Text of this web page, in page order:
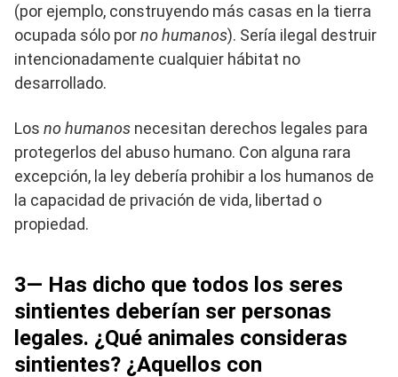
(por ejemplo, construyendo más casas en la tierra
ocupada sólo porno humanos). Sería ilegal destruir
intencionadamente cualquier hábitat no
desarrollado.
Los no humanos necesitan derechos legales para
protegerlos del abuso humano. Con alguna rara
excepción, la ley debería prohibir a los humanos de
la capacidad de privación de vida, libertad o
propiedad.
3— Has dicho que todos los seres
sintientes deberían ser personas
legales. ¿Qué animales consideras
sintientes? ¿Aquellos con